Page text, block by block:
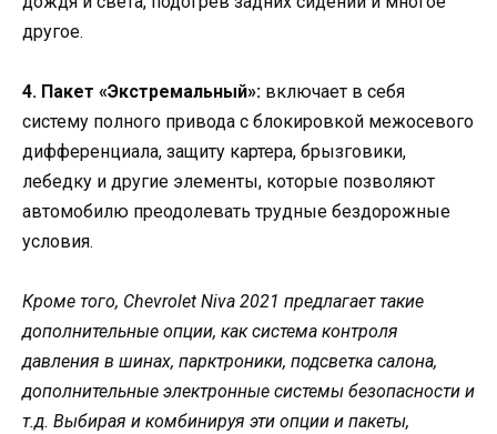
другое.
4. Пакет «Экстремальный»: включает в себя
систему полного привода с блокировкой межосевого
дифференциала, защиту картера, брызговики,
лебедку и другие элементы, которые позволяют
автомобилю преодолевать трудные бездорожные
условия.
Кроме того, Chevrolet Niva 2021 предлагает такие
дополнительные опции, как система контроля
давления в шинах, парктроники, подсветка салона,
дополнительные электронные системы безопасности и
т.д. Выбирая и комбинируя эти опции и пакеты,